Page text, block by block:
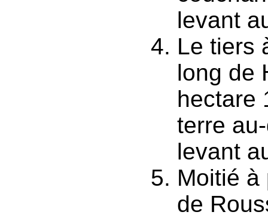
levant
Le tiers
long de
hectare
terre
levant
Moitié à
de